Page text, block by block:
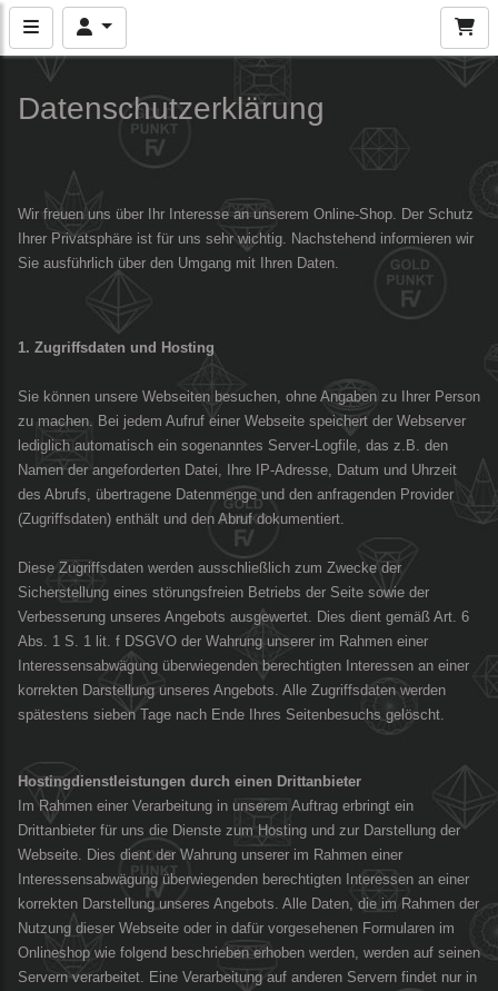
Datenschutzerklärung
Wir freuen uns über Ihr Interesse an unserem Online-Shop. Der Schutz
Ihrer Privatsphäre ist für uns sehr wichtig. Nachstehend informieren wir
Sie ausführlich über den Umgang mit Ihren Daten.
1. Zugriffsdaten und Hosting
Sie können unsere Webseiten besuchen, ohne Angaben zu Ihrer Person
zu machen. Bei jedem Aufruf einer Webseite speichert der Webserver
lediglich automatisch ein sogenanntes Server-Logfile, das z.B. den
Namen der angeforderten Datei, Ihre IP-Adresse, Datum und Uhrzeit
des Abrufs, übertragene Datenmenge und den anfragenden Provider
(Zugriffsdaten) enthält und den Abruf dokumentiert.
Diese Zugriffsdaten werden ausschließlich zum Zwecke der
Sicherstellung eines störungsfreien Betriebs der Seite sowie der
Verbesserung unseres Angebots ausgewertet. Dies dient gemäß Art. 6
Abs. 1 S. 1 lit. f DSGVO der Wahrung unserer im Rahmen einer
Interessensabwägung überwiegenden berechtigten Interessen an einer
korrekten Darstellung unseres Angebots. Alle Zugriffsdaten werden
spätestens sieben Tage nach Ende Ihres Seitenbesuchs gelöscht.
Hostingdienstleistungen durch einen Drittanbieter
Im Rahmen einer Verarbeitung in unserem Auftrag erbringt ein
Drittanbieter für uns die Dienste zum Hosting und zur Darstellung der
Webseite. Dies dient der Wahrung unserer im Rahmen einer
Interessensabwägung überwiegenden berechtigten Interessen an einer
korrekten Darstellung unseres Angebots. Alle Daten, die im Rahmen der
Nutzung dieser Webseite oder in dafür vorgesehenen Formularen im
Onlineshop wie folgend beschrieben erhoben werden, werden auf seinen
Servern verarbeitet. Eine Verarbeitung auf anderen Servern findet nur in